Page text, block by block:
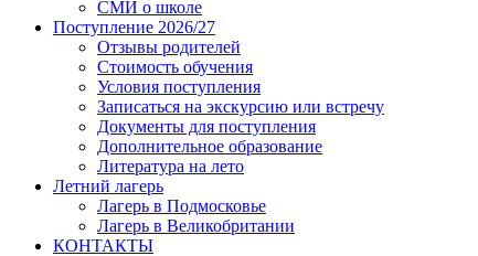
СМИ о школе
Поступление 2026/27
Отзывы родителей
Стоимость обучения
Условия поступления
Записаться на экскурсию или встречу
Документы для поступления
Дополнительное образование
Литература на лето
Летний лагерь
Лагерь в Подмосковье
Лагерь в Великобритании
КОНТАКТЫ